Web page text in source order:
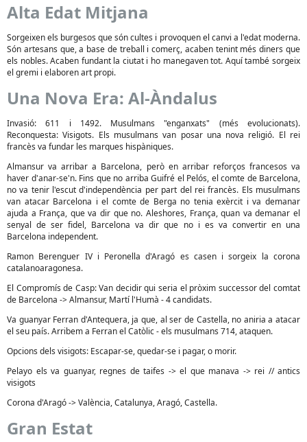
Alta Edat Mitjana
Sorgeixen els burgesos que són cultes i provoquen el canvi a l'edat moderna.
Són artesans que, a base de treball i comerç, acaben tenint més diners que
els nobles. Acaben fundant la ciutat i ho manegaven tot. Aquí també sorgeix
el gremi i elaboren art propi.
Una Nova Era: Al-Àndalus
Invasió: 611 i 1492. Musulmans "enganxats" (més evolucionats).
Reconquesta: Visigots. Els musulmans van posar una nova religió. El rei
francès va fundar les marques hispàniques.
Almansur va arribar a Barcelona, però en arribar reforços francesos va
haver d'anar-se'n. Fins que no arriba Guifré el Pelós, el comte de Barcelona,
no va tenir l'escut d'independència per part del rei francès. Els musulmans
van atacar Barcelona i el comte de Berga no tenia exèrcit i va demanar
ajuda a França, que va dir que no. Aleshores, França, quan va demanar el
senyal de ser fidel, Barcelona va dir que no i es va convertir en una
Barcelona independent.
Ramon Berenguer IV i Peronella d'Aragó es casen i sorgeix la corona
catalanoaragonesa.
El Compromís de Casp: Van decidir qui seria el pròxim successor del comtat
de Barcelona -> Almansur, Martí l'Humà - 4 candidats.
Va guanyar Ferran d'Antequera, ja que, al ser de Castella, no aniria a atacar
el seu país. Arribem a Ferran el Catòlic - els musulmans 714, ataquen.
Opcions dels visigots: Escapar-se, quedar-se i pagar, o morir.
Pelayo els va guanyar, regnes de taifes -> el que manava -> rei // antics
visigots
Corona d'Aragó -> València, Catalunya, Aragó, Castella.
Gran Estat